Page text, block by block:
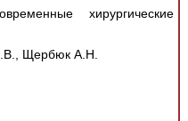
хирургические
Щербюк А.Н.